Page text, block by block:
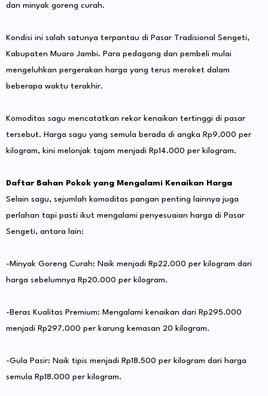
dan minyak goreng curah.
​Kondisi ini salah satunya terpantau di Pasar Tradisional Sengeti,
Kabupaten Muaro Jambi. Para pedagang dan pembeli mulai
mengeluhkan pergerakan harga yang terus meroket dalam
beberapa waktu terakhir.
​Komoditas sagu mencatatkan rekor kenaikan tertinggi di pasar
tersebut. Harga sagu yang semula berada di angka Rp9.000 per
kilogram, kini melonjak tajam menjadi Rp14.000 per kilogram.
Daftar Bahan Pokok yang Mengalami Kenaikan Harga
​Selain sagu, sejumlah komoditas pangan penting lainnya juga
perlahan tapi pasti ikut mengalami penyesuaian harga di Pasar
Sengeti, antara lain:
​-Minyak Goreng Curah: Naik menjadi Rp22.000 per kilogram dari
harga sebelumnya Rp20.000 per kilogram.
​-Beras Kualitas Premium: Mengalami kenaikan dari Rp295.000
menjadi Rp297.000 per karung kemasan 20 kilogram.
​-Gula Pasir: Naik tipis menjadi Rp18.500 per kilogram dari harga
semula Rp18.000 per kilogram.